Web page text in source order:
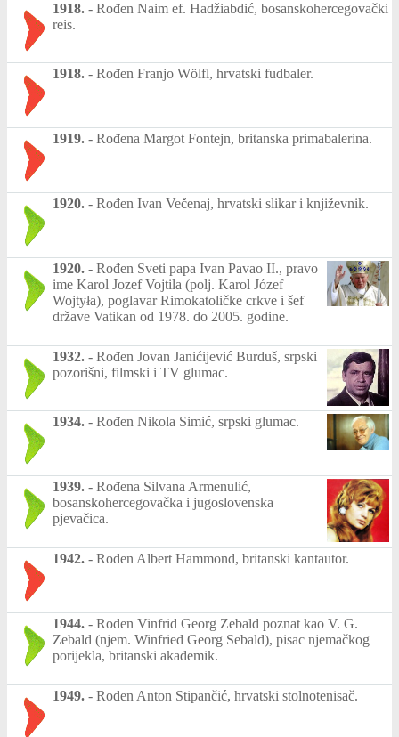
1918. - Rođen Naim ef. Hadžiabdić, bosanskohercegovački
reis.
1918. - Rođen Franjo Wölfl, hrvatski fudbaler.
1919. - Rođena Margot Fontejn, britanska primabalerina.
1920. - Rođen Ivan Večenaj, hrvatski slikar i književnik.
1920. - Rođen Sveti papa Ivan Pavao II., pravo
ime Karol Jozef Vojtila (polj. Karol Józef
Wojtyła), poglavar Rimokatoličke crkve i šef
države Vatikan od 1978. do 2005. godine.
1932. - Rođen Jovan Janićijević Burduš, srpski
pozorišni, filmski i TV glumac.
1934. - Rođen Nikola Simić, srpski glumac.
1939. - Rođena Silvana Armenulić,
bosanskohercegovačka i jugoslovenska
pjevačica.
1942. - Rođen Albert Hammond, britanski kantautor.
1944. - Rođen Vinfrid Georg Zebald poznat kao V. G.
Zebald (njem. Winfried Georg Sebald), pisac njemačkog
porijekla, britanski akademik.
1949. - Rođen Anton Stipančić, hrvatski stolnotenisač.